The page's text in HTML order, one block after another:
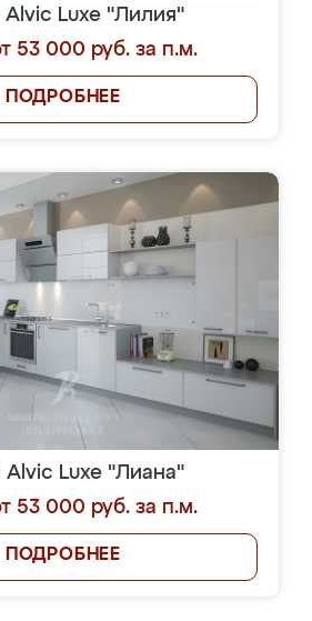
Alvic Luxe "Лилия"
53 000 руб. за п.м.
ПОДРОБНЕЕ
Alvic Luxe "Лиана"
53 000 руб. за п.м.
ПОДРОБНЕЕ